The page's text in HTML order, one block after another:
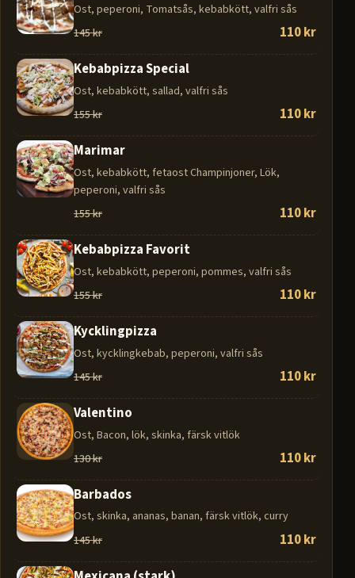
Ost, peperoni, Tomatsås, kebabkött, valfri sås
145 kr
110 kr
Kebabpizza Special
Ost, kebabkött, sallad, valfri sås
155 kr
110 kr
Marimar
Ost, kebabkött, fetaost Champinjoner, Lök,
peperoni, valfri sås
155 kr
110 kr
Kebabpizza Favorit
Ost, kebabkött, peperoni, pommes, valfri sås
155 kr
110 kr
Kycklingpizza
Ost, kycklingkebab, peperoni, valfri sås
145 kr
110 kr
Valentino
Ost, Bacon, lök, skinka, färsk vitlök
130 kr
110 kr
Barbados
Ost, skinka, ananas, banan, färsk vitlök, curry
145 kr
110 kr